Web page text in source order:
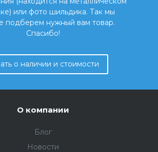
или фото шильдика. Так мы
подберем нужный вам товар.
Спасибо!
о наличии и стоимости
О компании
Блог
Новости